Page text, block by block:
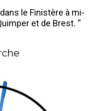
le Finistère à mi-
et de Brest. “